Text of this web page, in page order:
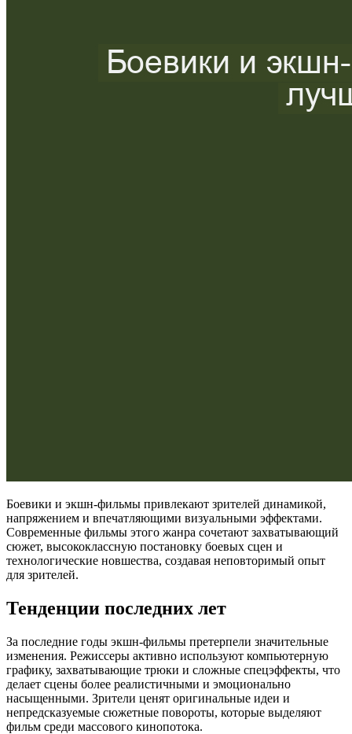
Боевики и экшн-фильмы привлекают зрителей динамикой,
напряжением и впечатляющими визуальными эффектами.
Современные фильмы этого жанра сочетают захватывающий
сюжет, высококлассную постановку боевых сцен и
технологические новшества, создавая неповторимый опыт
для зрителей.
Тенденции последних лет
За последние годы экшн-фильмы претерпели значительные
изменения. Режиссеры активно используют компьютерную
графику, захватывающие трюки и сложные спецэффекты, что
делает сцены более реалистичными и эмоционально
насыщенными. Зрители ценят оригинальные идеи и
непредсказуемые сюжетные повороты, которые выделяют
фильм среди массового кинопотока.